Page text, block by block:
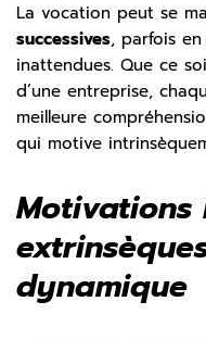
La vocation peut se
successives, parfois
inattendues. Que ce
d’une entreprise,
meilleure
qui motive
Motivations
dynamique